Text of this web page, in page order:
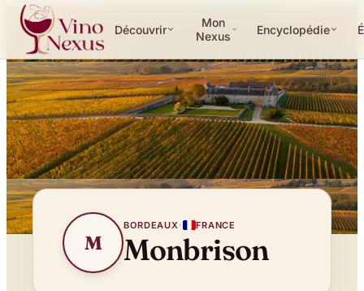
Découvrir
Mon
Nexus
Encyclopédie
M
BORDEAUX· FRANCE
Monbrison